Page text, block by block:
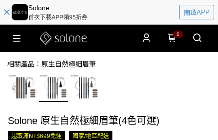
Solone
首次下載APP領95折券
開啟APP
0
相關產品：原生自然極細眉筆
Solone 原生自然極細眉筆(4色可選)
超取滿NT$699免運 國家/地區配送